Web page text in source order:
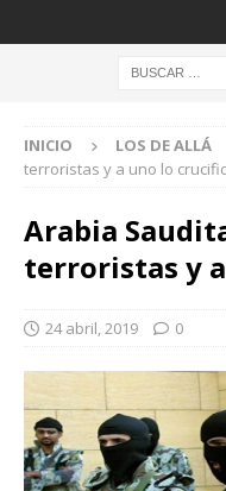
INICIO LOS DE ALLÁ
terroristas y a uno lo
Arabia
terroristas y
24 abril, 2019 0